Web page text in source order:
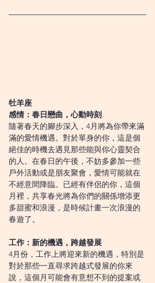
牡羊座
感情：春日戀曲，心動時刻
隨著春天的腳步深入，4月將為你帶來滿
滿的愛情機遇。對於單身的你，這是個
絕佳的時機去遇見那些能與你心靈契合
的人。在春日的午後，不妨多參加一些
戶外活動或是朋友聚會，愛情可能就在
不經意間降臨。已經有伴侶的你，這個
月裡，共享春光將為你們的關係增添更
多甜蜜和浪漫，是時候計畫一次浪漫的
春遊了。
工作：新的機遇，跨越發展
4月份，工作上將迎來新的機遇，特別是
對於那些一直尋求跨越式發展的你來
說，這個月可能會有意想不到的提案或